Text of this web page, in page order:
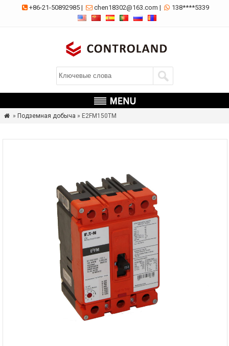
 +86-21-50892985 |  chen18302@163.com |  138****5339
 » Подземная добыча » E2FM150TM